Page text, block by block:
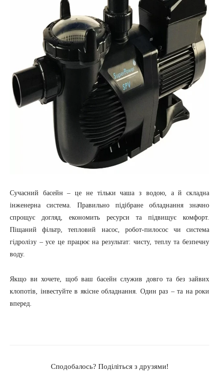
Сучасний басейн – це не тільки чаша з водою, а й складна
інженерна система. Правильно підібране обладнання значно
спрощує догляд, економить ресурси та підвищує комфорт.
Піщаний фільтр, тепловий насос, робот-пилосос чи система
гідролізу – усе це працює на результат: чисту, теплу та безпечну
воду.
Якщо ви хочете, щоб ваш басейн служив довго та без зайвих
клопотів, інвестуйте в якісне обладнання. Один раз – та на роки
вперед.
Сподобалось? Поділіться з друзями!